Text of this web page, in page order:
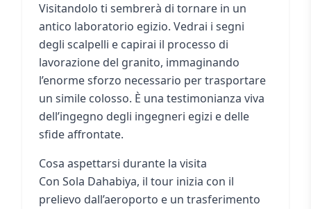
Visitandolo ti sembrerà di tornare in un
antico laboratorio egizio. Vedrai i segni
degli scalpelli e capirai il processo di
lavorazione del granito, immaginando
l’enorme sforzo necessario per trasportare
un simile colosso. È una testimonianza viva
dell’ingegno degli ingegneri egizi e delle
sfide affrontate.
Cosa aspettarsi durante la visita
Con Sola Dahabiya, il tour inizia con il
prelievo dall’aeroporto e un trasferimento